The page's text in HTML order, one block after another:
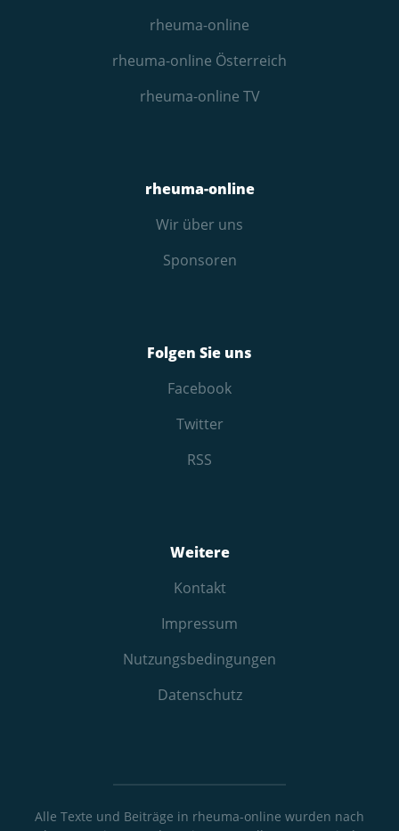
rheuma-online
rheuma-online Österreich
rheuma-online TV
rheuma-online
Wir über uns
Sponsoren
Folgen Sie uns
Facebook
Twitter
RSS
Weitere
Kontakt
Impressum
Nutzungs­bedingungen
Datenschutz
Alle Texte und Beiträge in rheuma-online wurden nach